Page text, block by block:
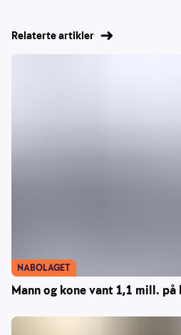
Relaterte artikler
Mann og kone vant 1,1 mill.
NABOLAGET